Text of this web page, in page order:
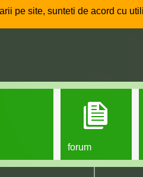
pe site, sunteti de acord cu
forum